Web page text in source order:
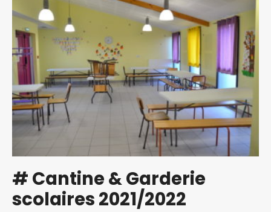
1ère
édition
–
Dim.
05/09
–
Salle
–
Ambres
# Cantine & Garderie
scolaires 2021/2022